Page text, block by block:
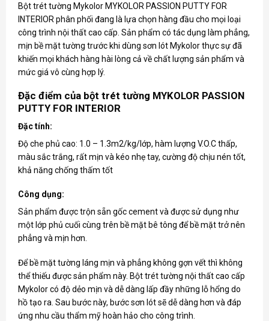
Bột trét tường MykolorMYKOLOR PASSION PUTTY FOR
INTERIOR phân phối đang là lựa chọn hàng đầu cho mọi loại
công trình nội thất cao cấp. Sản phẩm có tác dụng làm phẳng,
mịn bề mặt tường trước khi dùng sơn lót Mykolor thực sự đã
khiến mọi khách hàng hài lòng cả về chất lượng sản phẩm và
mức giá vô cùng hợp lý.
Đặc điểm của bột trét tường MYKOLOR PASSION
PUTTY FOR INTERIOR
Đặc tính:
Độ che phủ cao: 1.0 – 1.3m2/kg/lớp, hàm lượng V.O.C thấp,
màu sắc trắng, rất mịn và kéo nhẹ tay, cường độ chịu nén tốt,
khả năng chống thấm tốt
Công dụng:
Sản phẩm được trộn sẵn gốc cement và được sử dụng như
một lớp phủ cuối cùng trên bề mặt bê tông để bề mặt trở nên
phẳng và mịn hơn.
Để bề mặt tường láng mịn và phẳng không gợn vết thì không
thể thiếu được sản phẩm này. Bột trét tường nội thất cao cấp
Mykolor có độ dẻo mịn và dễ dàng lấp đầy những lỗ hổng do
hồ tạo ra. Sau bước này, bước sơn lót sẽ dễ dàng hơn và đáp
ứng nhu cầu thẩm mỹ hoàn hảo cho công trình.